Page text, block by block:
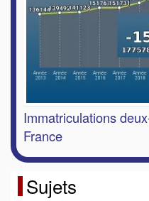
Immatriculations
France
Sujets